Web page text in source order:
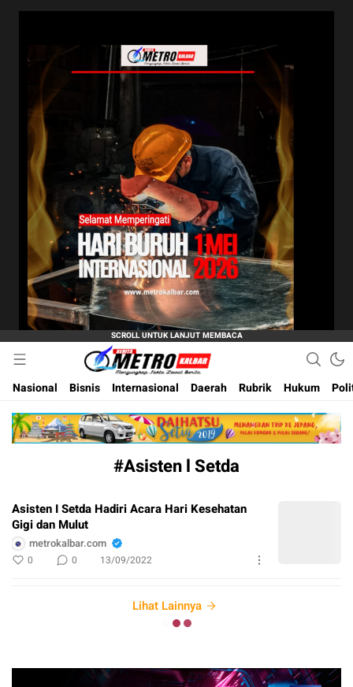
Metro Kalbar
Inspirasi Untuk Negeri
Nasional
Bisnis Internasional Daerah Rubrik Hukum
#Asisten l Setda
Asisten I Setda Hadiri Acara Hari Kesehatan
Gigi dan Mulut
metrokalbar.com
0 0 13/09/2022
Lihat Lainnya